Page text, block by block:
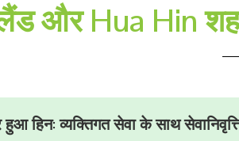
और Hua Hin शहर
हुआ हिन:व्यक्तिगत सेवा के साथ